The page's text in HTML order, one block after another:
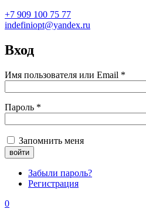
+7 909 100 75 77
indefiniopt@yandex.ru
Вход
Имя пользователя или Email *
Пароль *
Запомнить меня
Забыли пароль?
Регистрация
0